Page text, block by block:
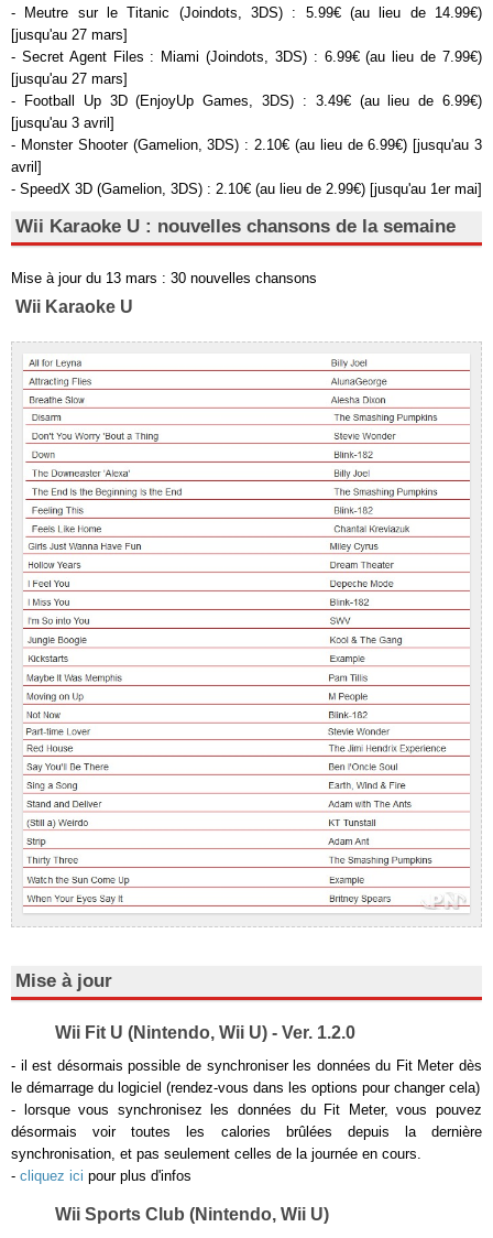
- Meutre sur le Titanic (Joindots, 3DS) : 5.99€ (au lieu de 14.99€)
[jusqu'au 27 mars]
- Secret Agent Files : Miami (Joindots, 3DS) : 6.99€ (au lieu de 7.99€)
[jusqu'au 27 mars]
- Football Up 3D (EnjoyUp Games, 3DS) : 3.49€ (au lieu de 6.99€)
[jusqu'au 3 avril]
- Monster Shooter (Gamelion, 3DS) : 2.10€ (au lieu de 6.99€) [jusqu'au 3
avril]
- SpeedX 3D (Gamelion, 3DS) : 2.10€ (au lieu de 2.99€) [jusqu'au 1er mai]
Wii Karaoke U : nouvelles chansons de la semaine
Mise à jour du 13 mars : 30 nouvelles chansons
Wii Karaoke U
Mise à jour
Wii Fit U (Nintendo, Wii U) - Ver. 1.2.0
- il est désormais possible de synchroniser les données du Fit Meter dès
le démarrage du logiciel (rendez-vous dans les options pour changer cela)
- lorsque vous synchronisez les données du Fit Meter, vous pouvez
désormais voir toutes les calories brûlées depuis la dernière
synchronisation, et pas seulement celles de la journée en cours.
- cliquez ici pour plus d'infos
Wii Sports Club (Nintendo, Wii U)